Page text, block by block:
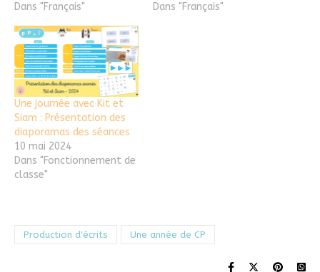
Dans "Français"
Dans "Français"
Une journée avec Kit et
Siam : Présentation des
diaporamas des séances
10 mai 2024
Dans "Fonctionnement de
classe"
Production d'écrits Une année de CP